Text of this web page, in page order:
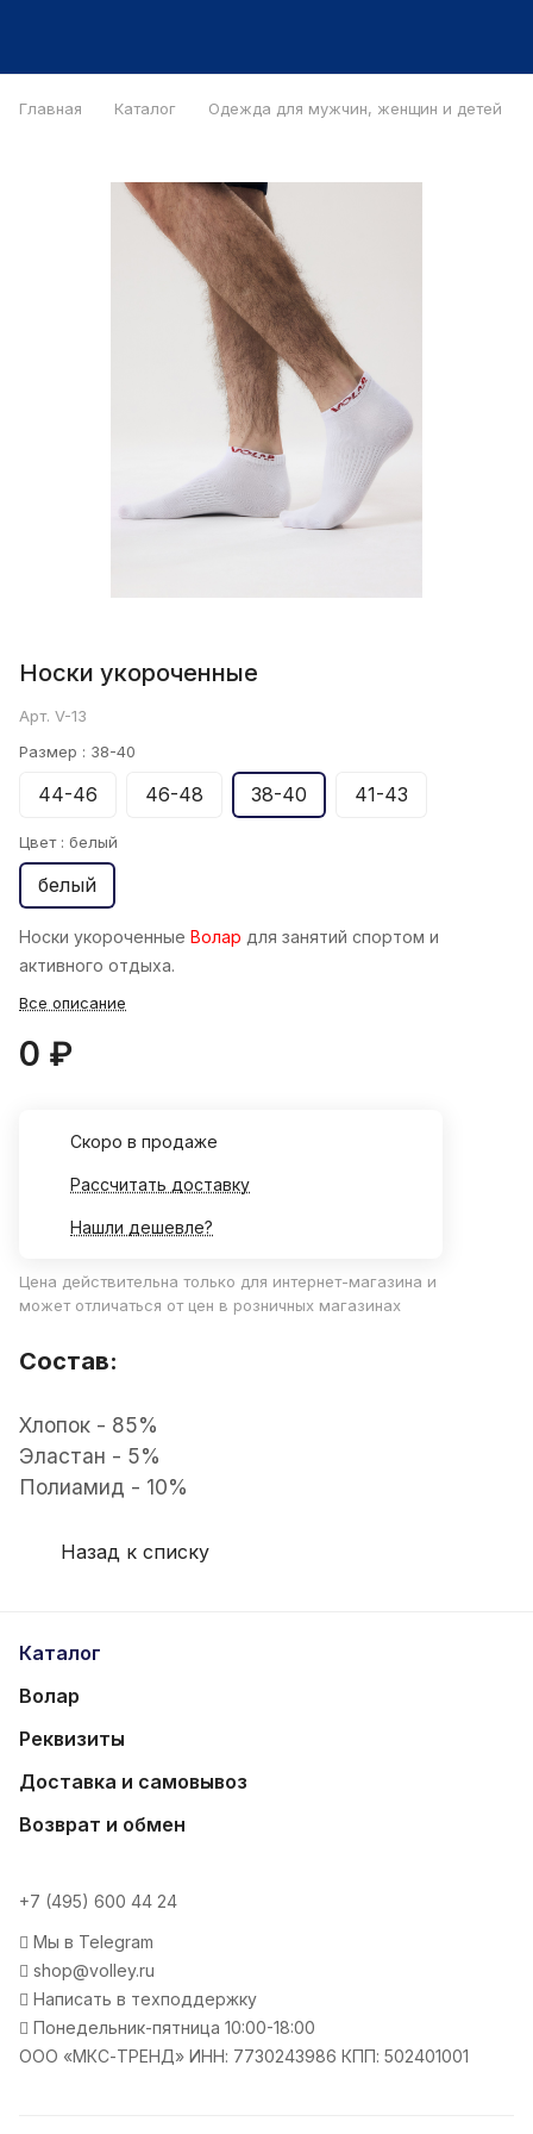
Главная Каталог Одежда для мужчин, женщин и детей
Носки укороченные
Арт. V-13
Размер : 38-40
44-46 46-48 38-40 41-43
Цвет : белый
белый
Носки укороченные Волар для занятий спортом и
активного отдыха.
Все описание
0 ₽
Cкоро в продаже
Рассчитать доставку
Нашли дешевле?
Цена действительна только для интернет-магазина и
может отличаться от цен в розничных магазинах
Состав:
Хлопок - 85%
Эластан - 5%
Полиамид - 10%
Назад к списку
Каталог
Волар
Реквизиты
Доставка и самовывоз
Возврат и обмен
+7 (495) 600 44 24
Мы в Telegram
shop@volley.ru
Написать в техподдержку
Понедельник-пятница 10:00-18:00
ООО «МКС-ТРЕНД» ИНН: 7730243986 КПП: 502401001